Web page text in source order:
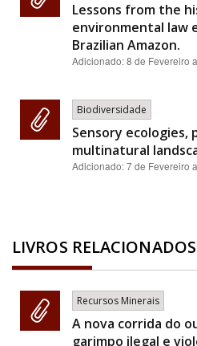
Lessons from the
environmental law
Brazilian Amazon.
Adicionado:8 de Fevereiro
Biodiversidade
Sensory ecologies,
multinatural
Adicionado:7 de Fevereiro
LIVROS RELACIONADOS
Recursos Minerais
A nova corrida do
garimpo ilegal e